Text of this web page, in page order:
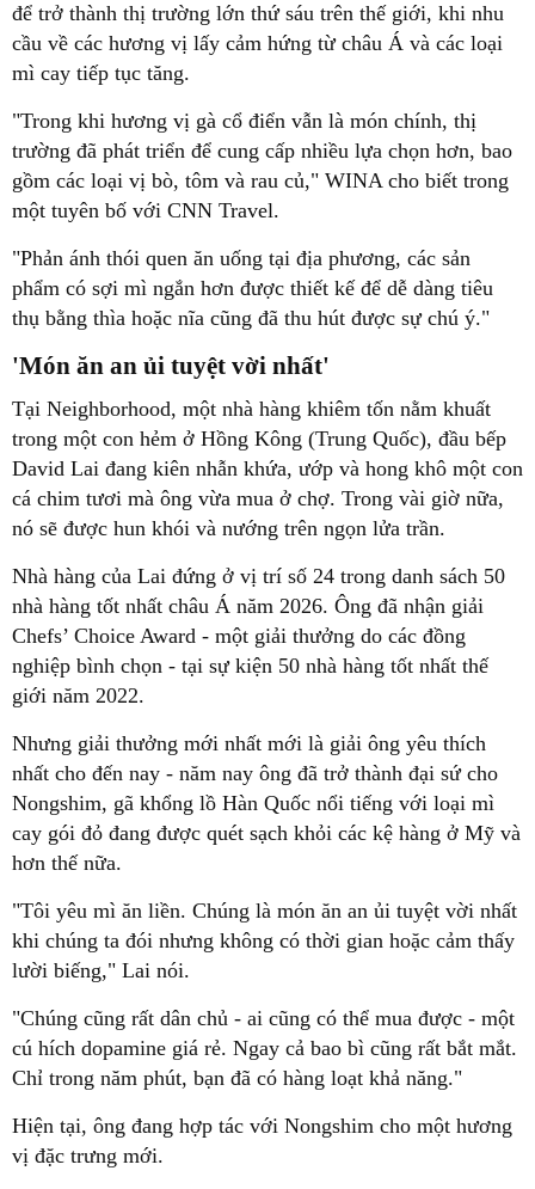
để trở thành thị trường lớn thứ sáu trên thế giới, khi nhu
cầu về các hương vị lấy cảm hứng từ châu Á và các loại
mì cay tiếp tục tăng.
"Trong khi hương vị gà cổ điển vẫn là món chính, thị
trường đã phát triển để cung cấp nhiều lựa chọn hơn, bao
gồm các loại vị bò, tôm và rau củ," WINA cho biết trong
một tuyên bố với CNN Travel.
"Phản ánh thói quen ăn uống tại địa phương, các sản
phẩm có sợi mì ngắn hơn được thiết kế để dễ dàng tiêu
thụ bằng thìa hoặc nĩa cũng đã thu hút được sự chú ý."
'Món ăn an ủi tuyệt vời nhất'
Tại Neighborhood, một nhà hàng khiêm tốn nằm khuất
trong một con hẻm ở Hồng Kông (Trung Quốc), đầu bếp
David Lai đang kiên nhẫn khứa, ướp và hong khô một con
cá chim tươi mà ông vừa mua ở chợ. Trong vài giờ nữa,
nó sẽ được hun khói và nướng trên ngọn lửa trần.
Nhà hàng của Lai đứng ở vị trí số 24 trong danh sách 50
nhà hàng tốt nhất châu Á năm 2026. Ông đã nhận giải
Chefs’ Choice Award - một giải thưởng do các đồng
nghiệp bình chọn - tại sự kiện 50 nhà hàng tốt nhất thế
giới năm 2022.
Nhưng giải thưởng mới nhất mới là giải ông yêu thích
nhất cho đến nay - năm nay ông đã trở thành đại sứ cho
Nongshim, gã khổng lồ Hàn Quốc nổi tiếng với loại mì
cay gói đỏ đang được quét sạch khỏi các kệ hàng ở Mỹ và
hơn thế nữa.
"Tôi yêu mì ăn liền. Chúng là món ăn an ủi tuyệt vời nhất
khi chúng ta đói nhưng không có thời gian hoặc cảm thấy
lười biếng," Lai nói.
"Chúng cũng rất dân chủ - ai cũng có thể mua được - một
cú hích dopamine giá rẻ. Ngay cả bao bì cũng rất bắt mắt.
Chỉ trong năm phút, bạn đã có hàng loạt khả năng."
Hiện tại, ông đang hợp tác với Nongshim cho một hương
vị đặc trưng mới.